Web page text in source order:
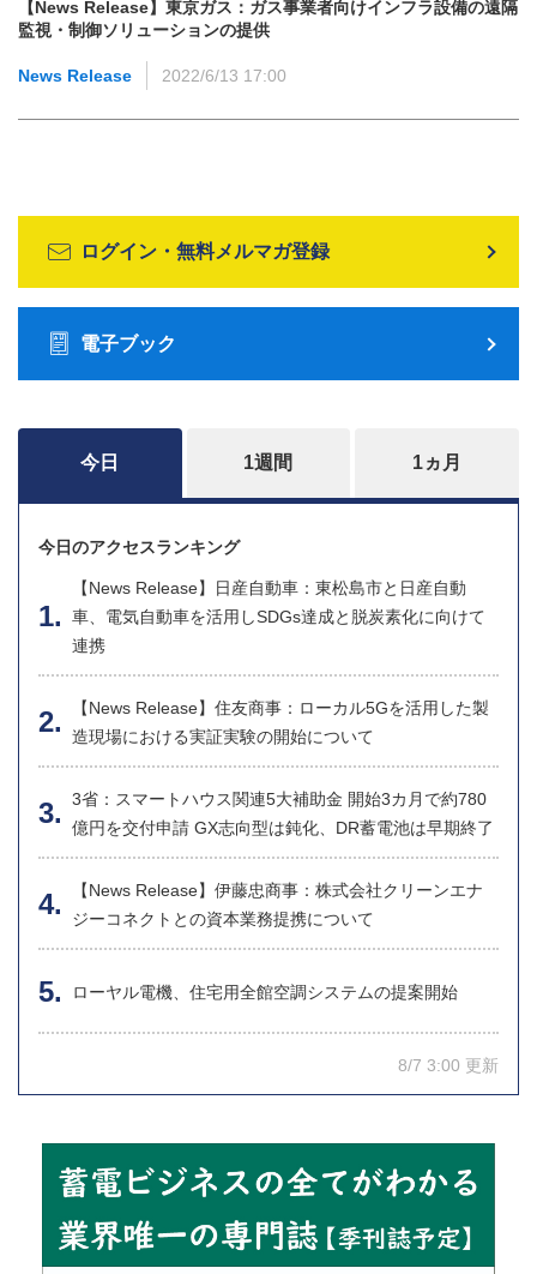
【News Release】東京ガス：ガス事業者向けインフラ設備の遠隔
監視・制御ソリューションの提供
News Release 2022/6/13 17:00
ログイン・無料メルマガ登録
電子ブック
今日 1週間 1ヵ月
今日のアクセスランキング
【News Release】日産自動車：東松島市と日産自動
車、電気自動車を活用しSDGs達成と脱炭素化に向けて
連携
【News Release】住友商事：ローカル5Gを活用した製
造現場における実証実験の開始について
3省：スマートハウス関連5大補助金 開始3カ月で約780
億円を交付申請 GX志向型は鈍化、DR蓄電池は早期終了
【News Release】伊藤忠商事：株式会社クリーンエナ
ジーコネクトとの資本業務提携について
ローヤル電機、住宅用全館空調システムの提案開始
8/7 3:00 更新